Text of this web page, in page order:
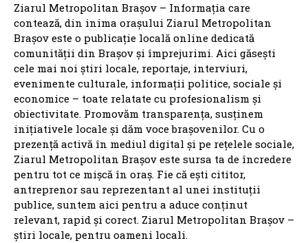
Ziarul Metropolitan Brașov – Informația care
contează, din inima orașului Ziarul Metropolitan
Brașov este o publicație locală online dedicată
comunității din Brașov și împrejurimi. Aici găsești
cele mai noi știri locale, reportaje, interviuri,
evenimente culturale, informații politice, sociale și
economice – toate relatate cu profesionalism și
obiectivitate. Promovăm transparența, susținem
inițiativele locale și dăm voce brașovenilor. Cu o
prezență activă în mediul digital și pe rețelele sociale,
Ziarul Metropolitan Brașov este sursa ta de încredere
pentru tot ce mișcă în oraș. Fie că ești cititor,
antreprenor sau reprezentant al unei instituții
publice, suntem aici pentru a aduce conținut
relevant, rapid și corect. Ziarul Metropolitan Brașov –
știri locale, pentru oameni locali.